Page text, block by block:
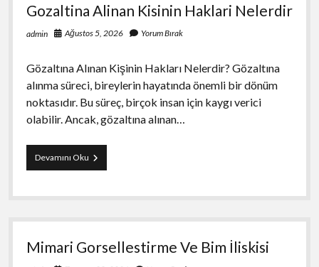
Gozaltina Alinan Kisinin Haklari Nelerdir
admin Ağustos 5, 2026 Yorum Bırak
Gözaltına Alınan Kişinin Hakları Nelerdir? Gözaltına
alınma süreci, bireylerin hayatında önemli bir dönüm
noktasıdır. Bu süreç, birçok insan için kaygı verici
olabilir. Ancak, gözaltına alınan…
Devamını OkuGozaltina
Alinan
Haklari
Mimari Gorsellestirme Ve Bim İliskisi